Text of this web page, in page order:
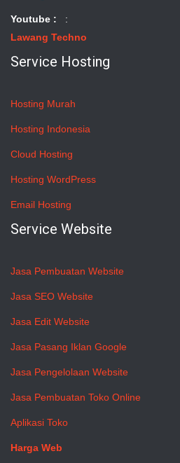
Youtube :
:
Lawang Techno
Service Hosting
Hosting Murah
Hosting Indonesia
Cloud Hosting
Hosting WordPress
Email Hosting
Service Website
Jasa Pembuatan Website
Jasa SEO Website
Jasa Edit Website
Jasa Pasang Iklan Google
Jasa Pengelolaan Website
Jasa Pembuatan Toko Online
Aplikasi Toko
Harga Web